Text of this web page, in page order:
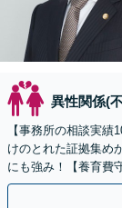
異性関係(
【事務所の相談実
けのとれた証拠集め
にも強み！【養育費
続的に費用を受け取